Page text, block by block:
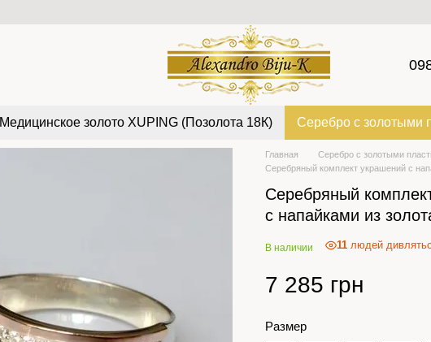
Медицинское золото XUPING (Позолота 18К) Серебро с золотыми
Главная Серебро с золотыми
Серебряный комплект украшений с
Серебряный
с напайками из
В наличии 11 людей
7 285 грн
Размер